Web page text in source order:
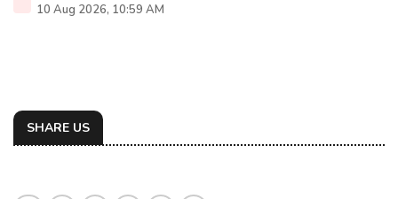
10 Aug 2026, 10:59 AM
SHARE US